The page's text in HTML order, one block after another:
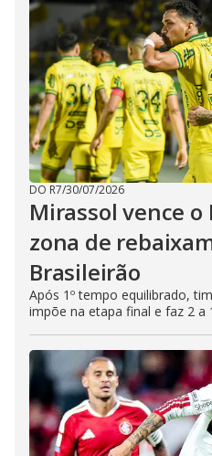
DO R7/30/07/2026
Mirassol vence o
zona de
Brasileirão
Após 1º tempo equilibrado,
impõe na etapa final e faz 2 a